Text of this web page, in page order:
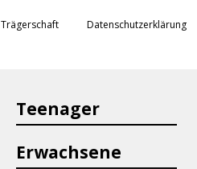
Trägerschaft Datenschutzerklärung
Teenager
Erwachsene